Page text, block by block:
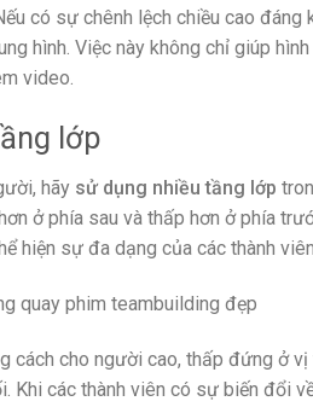
có sự chênh lệch chiều cao
hình. Việc này không chỉ giúp
video.
lớp
hãy sử dụng nhiều tầng lớp
ở phía sau và thấp hơn ở phía
hiện sự đa dạng của các thành
cách cho người cao, thấp đứng ở
Khi các thành viên có sự biến đổi